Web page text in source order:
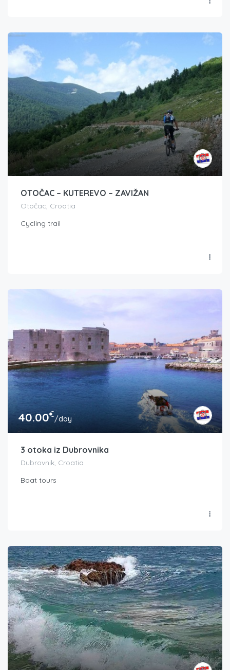
OTOČAC – KUTEREVO – ZAVIŽAN
Otočac, Croatia
Cycling trail
40.00€/day
3 otoka iz Dubrovnika
Dubrovnik, Croatia
Boat tours